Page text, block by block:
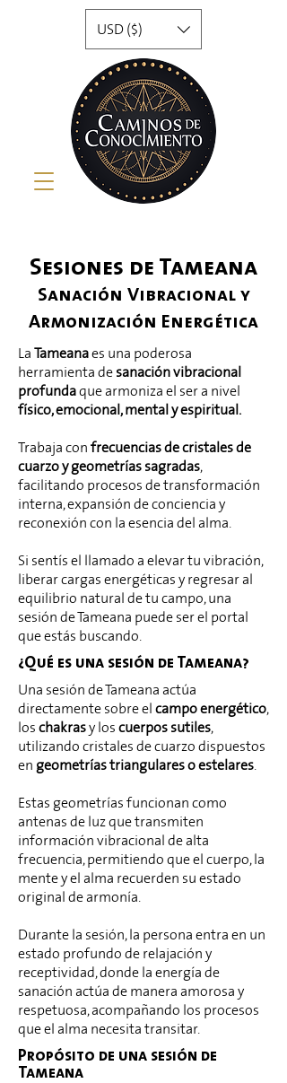
USD ($)
Sesiones de Tameana
Sanación Vibracional y
Armonización Energética
La Tameanaes una poderosa
herramienta de sanación vibracional
profundaque armoniza el ser a nivel
físico, emocional, mental y espiritual.
Trabaja con frecuencias de cristales de
cuarzo y geometrías sagradas,
facilitando procesos de transformación
interna, expansión de conciencia y
reconexión con la esencia del alma.
Si sentís el llamado a elevar tu vibración,
liberar cargas energéticas y regresar al
equilibrio natural de tu campo, una
sesión de Tameana puede ser el portal
que estás buscando.
¿Qué es una sesión de Tameana?
Una sesión de Tameana actúa
directamente sobre el campo energético,
los chakrasy los cuerpos sutiles,
utilizando cristales de cuarzo dispuestos
en geometrías triangulareso estelares.
Estas geometrías funcionan como
antenas de luz que transmiten
información vibracional de alta
frecuencia, permitiendo que el cuerpo, la
mente y el alma recuerden su estado
original de armonía.
Durante la sesión, la persona entra en un
estado profundo de relajación y
receptividad, donde la energía de
sanación actúa de manera amorosa y
respetuosa, acompañando los procesos
que el alma necesita transitar.
Propósito de una sesión de
Tameana